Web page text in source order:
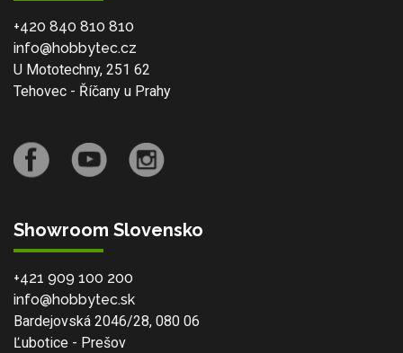
+420 840 810 810
info@hobbytec.cz
U Mototechny, 251 62
Tehovec - Říčany u Prahy
Showroom Slovensko
+421 909 100 200
info@hobbytec.sk
Bardejovská 2046/28, 080 06
Ľubotice - Prešov